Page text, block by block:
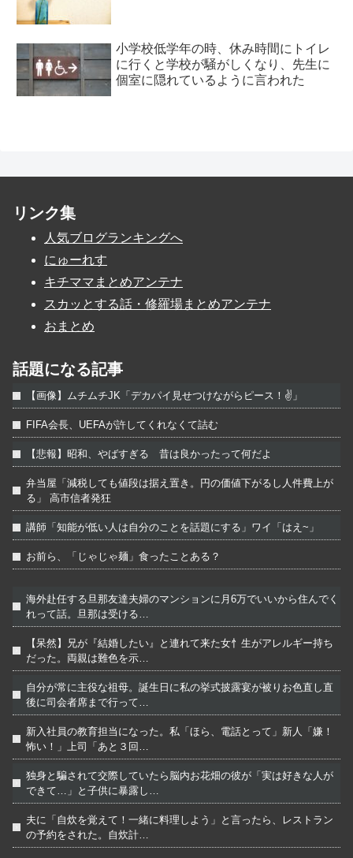
小学校低学年の時、休み時間にトイレ
に行くと学校が騒がしくなり、先生に
個室に隠れているように言われた
リンク集
人気ブログランキングへ
にゅーれす
キチママまとめアンテナ
スカッとする話・修羅場まとめアンテナ
おまとめ
話題になる記事
【画像】ムチムチJK「デカパイ見せつけながらピース！✌」
FIFA会長、UEFAが許してくれなくて詰む
【悲報】昭和、やばすぎる 昔は良かったって何だよ
弁当屋「減税しても値段は据え置き。円の価値下がるし人件費上が
る」 高市信者発狂
講師「知能が低い人は自分のことを話題にする」ワイ「はえ~」
お前ら、「じゃじゃ麺」食ったことある？
海外赴任する旦那友達夫婦のマンションに月6万でいいから住んでく
れって話。旦那は受ける…
【呆然】兄が『結婚したい』と連れて来た女忄生がアレルギー持ち
だった。両親は難色を示…
自分が常に主役な祖母。誕生日に私の挙式披露宴が被りお色直し直
後に司会者席まで行って…
新入社員の教育担当になった。私「ほら、電話とって」新人「嫌！
怖い！」上司「あと３回…
独身と騙されて交際していたら脳内お花畑の彼が「実は好きな人が
できて…」と子供に暴露し…
夫に「自炊を覚えて！一緒に料理しよう」と言ったら、レストラン
の予約をされた。自炊計…